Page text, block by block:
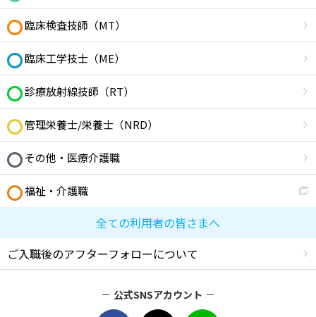
臨床検査技師（MT）
臨床工学技士（ME）
診療放射線技師（RT）
管理栄養士/栄養士（NRD）
その他・医療介護職
福祉・介護職
全ての利用者の皆さまへ
ご入職後のアフターフォローについて
公式SNSアカウント